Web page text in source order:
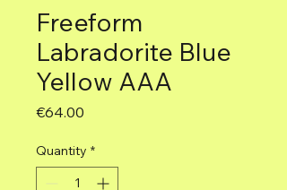
Freeform
Labradorite Blue
Yellow AAA
€64.00
Quantity *